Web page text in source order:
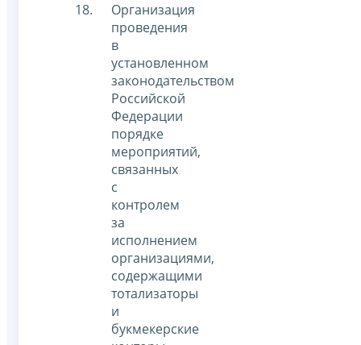
Организация
проведения
в
установленном
законодательством
Российской
Федерации
порядке
мероприятий,
связанных
с
контролем
за
исполнением
организациями,
содержащими
тотализаторы
и
букмекерские